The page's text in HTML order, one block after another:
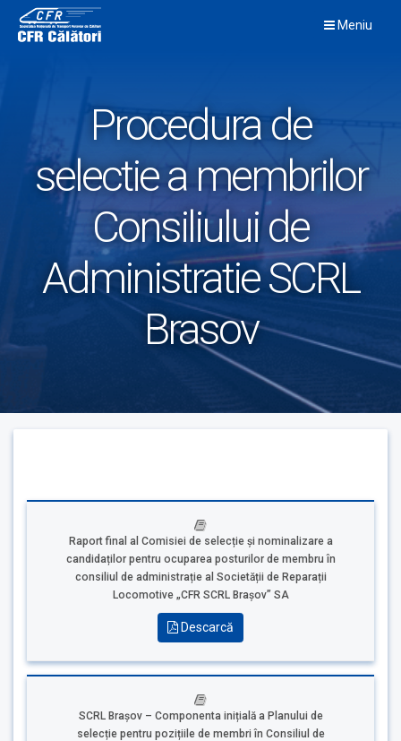
content
Meniu
Procedura de
selectie a membrilor
Consiliului de
Administratie SCRL
Brasov
Raport final al Comisiei de selecție și nominalizare a
candidaților pentru ocuparea posturilor de membru în
consiliul de administrație al Societății de Reparații
Locomotive „CFR SCRL Brașov” SA
Descarcă
SCRL Brașov – Componenta inițială a Planului de
selecție pentru pozițiile de membri în Consiliul de